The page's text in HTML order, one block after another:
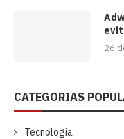
26
CATEGORIAS
Tecnologia